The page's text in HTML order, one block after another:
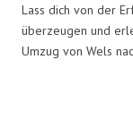
Lass dich von der
überzeugen und
Umzug von Wels